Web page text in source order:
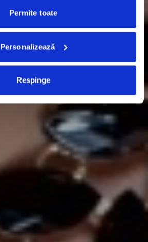
Permite toate
Personalizează
Respinge